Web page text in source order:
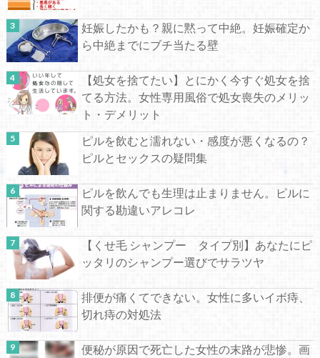
妊娠したかも？親に黙って中絶。妊娠確定か
ら中絶までにブチ当たる壁
【処女を捨てたい】とにかく今すぐ処女を捨
てる方法。女性専用風俗で処女喪失のメリッ
ト・デメリット
ピルを飲むと濡れない・感度が悪くなるの？
ピルとセックスの疑問集
ピルを飲んでも生理は止まりません。ピルに
関する勘違いアレコレ
【くせ毛 シャンプー タイプ別】あなたにピ
ッタリのシャンプー選びでサラツヤ
排便が痛くてできない。女性に多いイボ痔、
切れ痔の対処法
便秘が原因で死亡した女性の末路が悲惨。画